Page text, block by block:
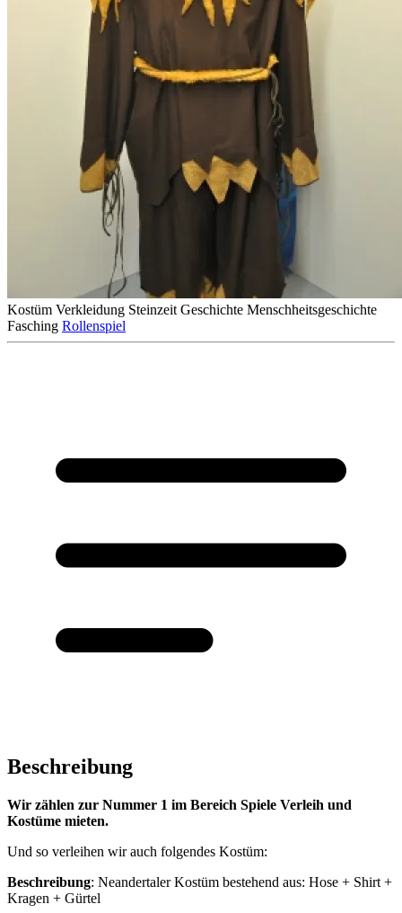
Kostüm Verkleidung Steinzeit Geschichte Menschheitsgeschichte
Fasching Rollenspiel
Beschreibung
Wir zählen zur Nummer 1 im Bereich Spiele Verleih und
Kostüme mieten.
Und so verleihen wir auch folgendes Kostüm:
Beschreibung: Neandertaler Kostüm bestehend aus: Hose + Shirt +
Kragen + Gürtel